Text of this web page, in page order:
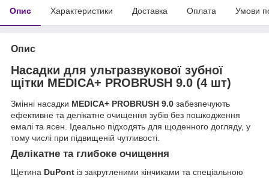
Опис Характеристики Доставка Оплата Умови
Опис
Насадки для ультразвукової зубної
щітки MEDICA+ PROBRUSH 9.0 (4 шт)
Змінні насадки MEDICA+ PROBRUSH 9.0 забезпечують
ефективне та делікатне очищення зубів без пошкодження
емалі та ясен. Ідеально підходять для щоденного догляду, у
тому числі при підвищеній чутливості.
Делікатне та глибоке очищення
Щетина DuPont із закругленими кінчиками та спеціальною